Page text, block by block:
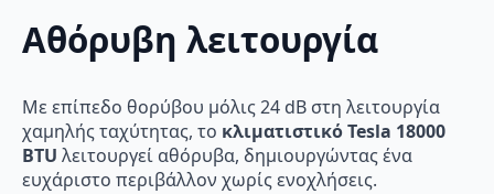
Αθόρυβη λειτουργία
Με επίπεδο θορύβου μόλις 24 dB στη λειτουργία
χαμηλής ταχύτητας, το κλιματιστικό Tesla 18000
BTU λειτουργεί αθόρυβα, δημιουργώντας ένα
ευχάριστο περιβάλλον χωρίς ενοχλήσεις.